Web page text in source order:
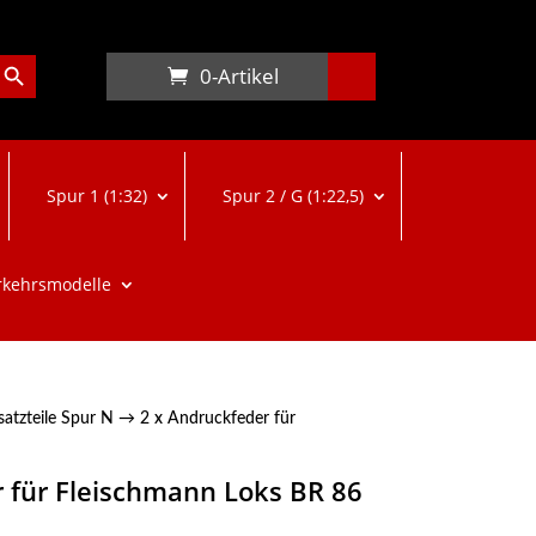
Button
0-Artikel
Spur 1 (1:32) Spur 2 / G (1:22,5)
Spur N → 2 x Andruckfeder für
Fleischmann Loks BR 86